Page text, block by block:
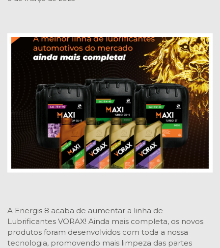
A Energis 8 acaba de aumentar a linha de
Lubrificantes VORAX! Ainda mais completa, os novos
produtos foram desenvolvidos com toda a nossa
tecnologia, promovendo mais limpeza das partes